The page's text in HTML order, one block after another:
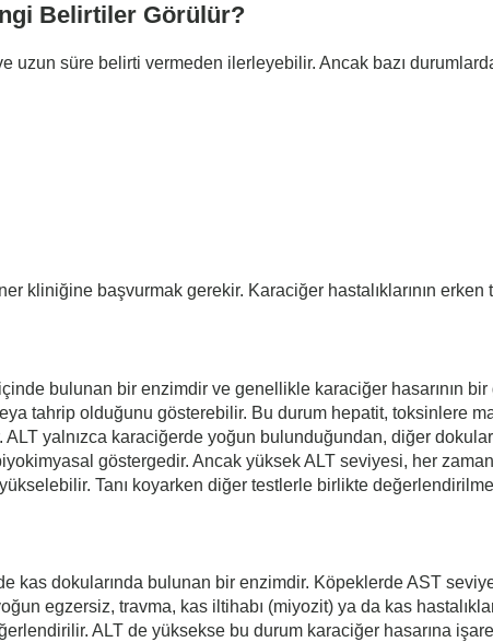
Belirtiler Görülür?
uzun süre belirti vermeden ilerleyebilir. Ancak bazı
kliniğine başvurmak gerekir. Karaciğer hastalıklarının erken
bulunan bir enzimdir ve genellikle karaciğer hasarının
tahrip olduğunu gösterebilir. Bu durum hepatit, toksinlere
yalnızca karaciğerde yoğun bulunduğundan, diğer
göstergedir. Ancak yüksek ALT seviyesi, her
Tanı koyarken diğer testlerle birlikte
kas dokularında bulunan bir enzimdir. Köpeklerde AST
egzersiz, travma, kas iltihabı (miyozit) ya da kas
ALT de yüksekse bu durum karaciğer hasarına